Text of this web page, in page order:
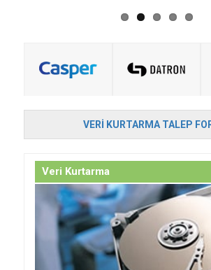
VERI KURTARMA TALEP
Veri Kurtarma